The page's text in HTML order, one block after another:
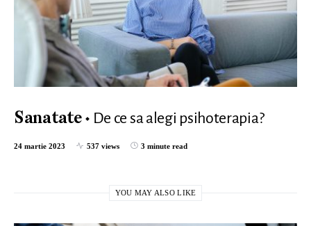
Sanatate De ce sa alegi psihoterapia?
24 martie 2023 537 views 3 minute read
YOU MAY ALSO LIKE